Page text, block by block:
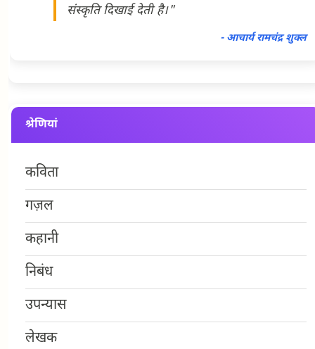
संस्कृति दिखाई देती है।"
- आचार्य रामचंद्र शुक्ल
श्रेणियां
कविता
गज़ल
कहानी
निबंध
उपन्यास
लेखक